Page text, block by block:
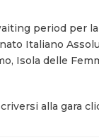
period per
Italiano
Isola delle
alla gara